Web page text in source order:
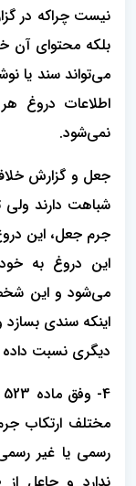
نیست چراکه در
بلکه محتوای آن
می‌تواند سند یا
اطلاعات دروغ
نمی‌شود.
جعل و گزارش
شباهت دارند ولی
جرم جعل، این
این دروغ به
می‌شود و این
اینکه سندی
دیگری نسبت
مختلف ارتکاب
رسمی یا غیر